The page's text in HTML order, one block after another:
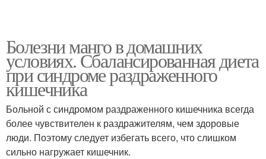
Болезни манго в домашних
условиях. Сбалансированная диета
при синдроме раздраженного
кишечника
Больной с синдромом раздраженного кишечника всегда
более чувствителен к раздражителям, чем здоровые
люди. Поэтому следует избегать всего, что слишком
сильно нагружает кишечник.